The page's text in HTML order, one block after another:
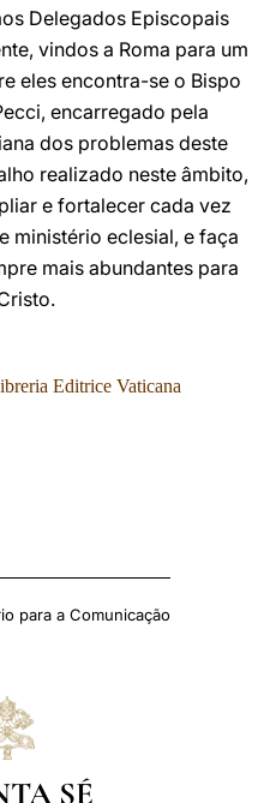
Delegados Episcopais
vindos a Roma para um
eles encontra-se o Bispo
encarregado pela
dos problemas deste
realizado neste âmbito,
e fortalecer cada vez
ministério eclesial, e faça
mais abundantes para
Editrice Vaticana
para a Comunicação
SÉ